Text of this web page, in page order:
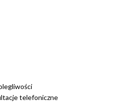
telefoniczne